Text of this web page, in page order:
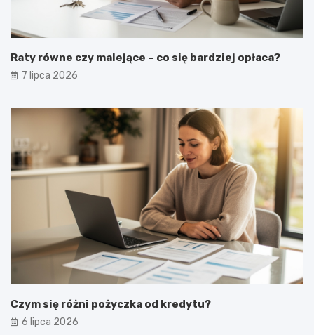
Raty równe czy malejące – co się bardziej opłaca?
7 lipca 2026
Czym się różni pożyczka od kredytu?
6 lipca 2026